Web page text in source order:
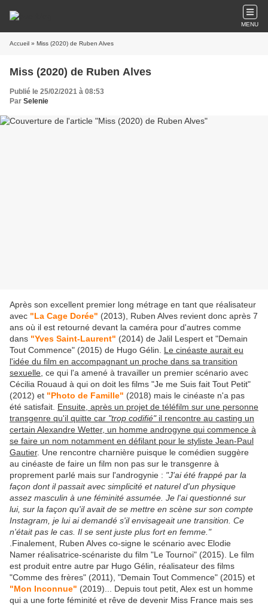
MENU
Accueil » Miss (2020) de Ruben Alves
Miss (2020) de Ruben Alves
Publié le 25/02/2021 à 08:53
Par Selenie
Après son excellent premier long métrage en tant que réalisateur
avec "La Cage Dorée" (2013), Ruben Alves revient donc après 7
ans où il est retourné devant la caméra pour d'autres comme
dans "Yves Saint-Laurent" (2014) de Jalil Lespert et "Demain
Tout Commence" (2015) de Hugo Gélin. Le cinéaste aurait eu
l'idée du film en accompagnant un proche dans sa transition
sexuelle , ce qui l'a amené à travailler un premier scénario avec
Cécilia Rouaud à qui on doit les films "Je me Suis fait Tout Petit"
(2012) et "Photo de Famille" (2018) mais le cinéaste n'a pas
été satisfait. Ensuite, après un projet de téléfilm sur une personne
transgenre qu'il quitte car "trop codifié"il rencontre au casting un
certain Alexandre Wetter, un homme androgyne qui commence à
se faire un nom notamment en défilant pour le styliste Jean-Paul
Gautier. Une rencontre charnière puisque le comédien suggère
au cinéaste de faire un film non pas sur le transgenre à
proprement parlé mais sur l'androgynie : "J'ai été frappé par la
façon dont il passait avec simplicité et naturel d'un physique
assez masculin à une féminité assumée. Je l'ai questionné sur
lui, sur la façon qu'il avait de se mettre en scène sur son compte
Instagram, je lui ai demandé s'il envisageait une transition. Ce
n'était pas le cas. Il se sent juste plus fort en femme."
.Finalement, Ruben Alves co-signe le scénario avec Elodie
Namer réalisatrice-scénariste du film "Le Tournoi" (2015). Le film
est produit entre autre par Hugo Gélin, réalisateur des films
"Comme des frères" (2011), "Demain Tout Commence" (2015) et
"Mon Inconnue" (2019)... Depuis tout petit, Alex est un homme
qui a une forte féminité et rêve de devenir Miss France mais ses